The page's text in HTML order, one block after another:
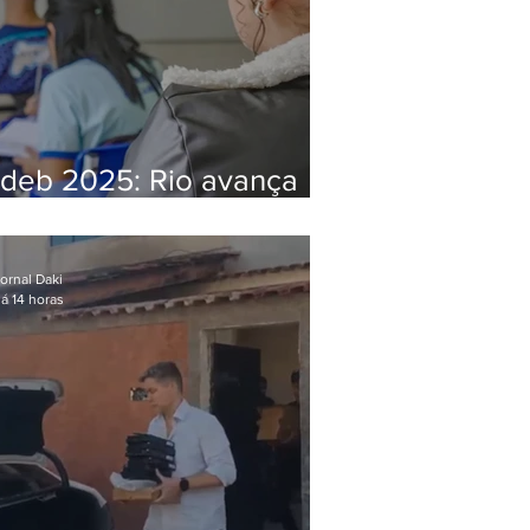
2025: Rio avança
da média nacional
Daki
14 horas